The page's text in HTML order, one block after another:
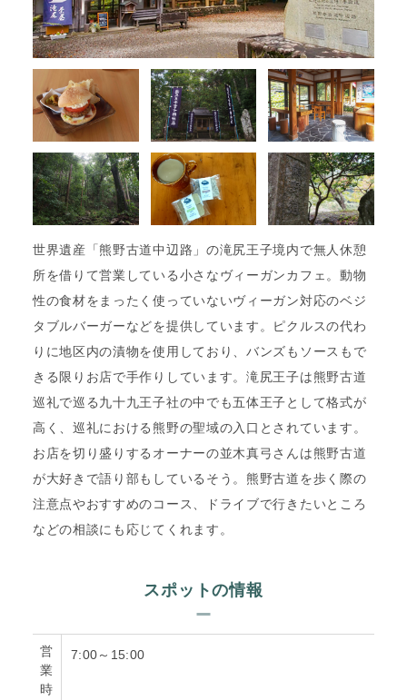
世界遺産「熊野古道中辺路」の滝尻王子境内で無人休憩
所を借りて営業している小さなヴィーガンカフェ。動物
性の食材をまったく使っていないヴィーガン対応のベジ
タブルバーガーなどを提供しています。ピクルスの代わ
りに地区内の漬物を使用しており、バンズもソースもで
きる限りお店で手作りしています。滝尻王子は熊野古道
巡礼で巡る九十九王子社の中でも五体王子として格式が
高く、巡礼における熊野の聖域の入口とされています。
お店を切り盛りするオーナーの並木真弓さんは熊野古道
が大好きで語り部もしているそう。熊野古道を歩く際の
注意点やおすすめのコース、ドライブで行きたいところ
などの相談にも応じてくれます。
スポットの情報
営
業
時
7:00～15:00